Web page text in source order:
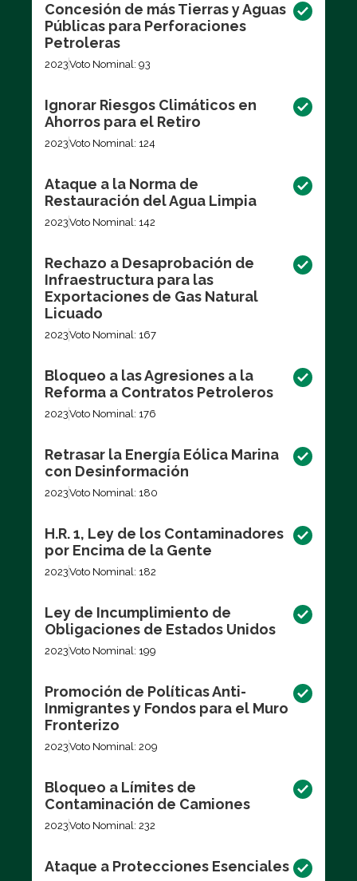
Concesión de más Tierras y Aguas
Públicas para Perforaciones
Petroleras
2023Voto Nominal: 93
Ignorar Riesgos Climáticos en
Ahorros para el Retiro
2023Voto Nominal: 124
Ataque a la Norma de
Restauración del Agua Limpia
2023Voto Nominal: 142
Rechazo a Desaprobación de
Infraestructura para las
Exportaciones de Gas Natural
Licuado
2023Voto Nominal: 167
Bloqueo a las Agresiones a la
Reforma a Contratos Petroleros
2023Voto Nominal: 176
Retrasar la Energía Eólica Marina
con Desinformación
2023Voto Nominal: 180
H.R. 1, Ley de los Contaminadores
por Encima de la Gente
2023Voto Nominal: 182
Ley de Incumplimiento de
Obligaciones de Estados Unidos
2023Voto Nominal: 199
Promoción de Políticas Anti-
Inmigrantes y Fondos para el Muro
Fronterizo
2023Voto Nominal: 209
Bloqueo a Límites de
Contaminación de Camiones
2023Voto Nominal: 232
Ataque a Protecciones Esenciales